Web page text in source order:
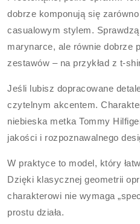
dobrze komponują się
casualowym stylem.
marynarce, ale równie dobrze
zestawów – na przykład z t-
Jeśli lubisz dopracowane
czytelnym akcentem.
niebieska metka Tommy
jakości i rozpoznawalnego
W praktyce to model, który
Dzięki klasycznej geometrii
charakterowi nie wymaga
prostu działa.